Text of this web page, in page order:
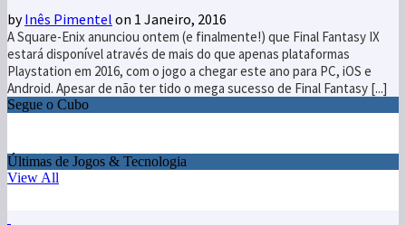
byInês Pimentel on 1 Janeiro, 2016
A Square-Enix anunciou ontem (e finalmente!) que Final Fantasy IX
estará disponível através de mais do que apenas plataformas
Playstation em 2016, com o jogo a chegar este ano para PC, iOS e
Android. Apesar de não ter tido o mega sucesso de Final Fantasy [...]
Segue o Cubo
Últimas de Jogos & Tecnologia
View All